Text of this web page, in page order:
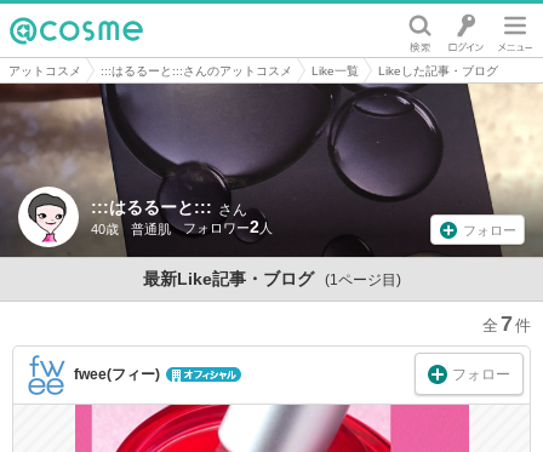
@cosme
アットコスメ :::はるるーと:::さんのアットコスメ Like一覧 Likeした記事・ブログ
:::はるるーと::: さん
40歳 普通肌 2 フォロー
最新Like記事・ブログ (1ページ目)
7
fwee(フィー) フォロー